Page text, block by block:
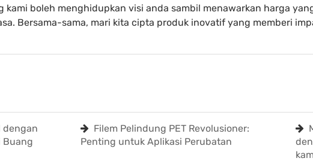
kami boleh menghidupkan visi anda sambil menawarkan harga
Bersama-sama, mari kita cipta produk inovatif yang memberi
dengan
Buang
Filem Pelindung PET Revolusioner:
Penting untuk Aplikasi Perubatan